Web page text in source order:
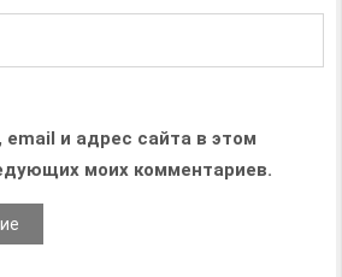
и адрес сайта в этом
моих комментариев.